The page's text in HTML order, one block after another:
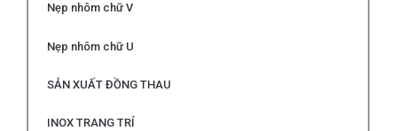
Nẹp nhôm chữ V
Nẹp nhôm chữ U
SẢN XUẤT ĐỒNG THAU
INOX TRANG TRÍ